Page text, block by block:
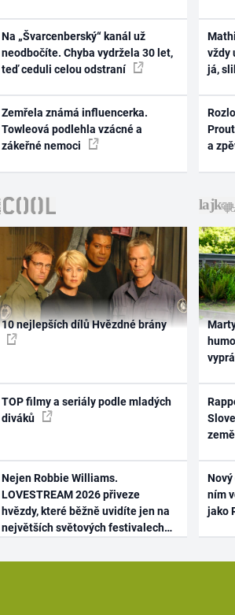
Na „Švarcenberský“ kanál už
neodbočíte. Chyba vydržela 30 let,
teď ceduli celou odstraní
Zemřela známá influencerka.
Towleová podlehla vzácné a
zákeřné nemoci
vždy
já,
a
10 nejlepších dílů Hvězdné brány
TOP filmy a seriály podle mladých
diváků
Nejen Robbie Williams.
LOVESTREAM 2026 přiveze
hvězdy, které běžně uvidíte jen na
největších světových festivalech
Nový
ním
jako